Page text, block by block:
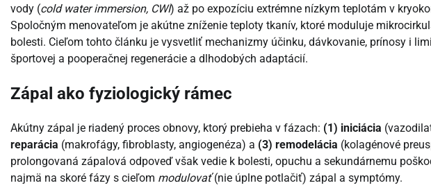
vody (cold water immersion, CWI) až po expozíciu extrémne nízkym teplotám v
Spoločným menovateľom je akútne zníženie teploty tkanív, ktoré moduluje
bolesti. Cieľom tohto článku je vysvetliť mechanizmy účinku, dávkovanie, prínosy i
športovej a pooperačnej regenerácie a dlhodobých adaptácií.
Zápal ako fyziologický rámec
Akútny zápal je riadený proces obnovy, ktorý prebieha v fázach: (1) iniciácia
reparácia (makrofágy, fibroblasty, angiogenéza) a (3) remodelácia (kolagénové
prolongovaná zápalová odpoveď však vedie k bolesti, opuchu a sekundárnemu
najmä na skoré fázy s cieľom modulovať(nie úplne potlačiť) zápal a symptómy.